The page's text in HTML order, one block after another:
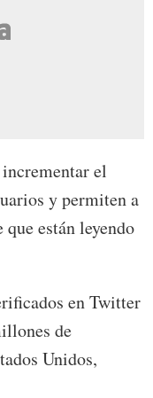
el
y permiten a
están leyendo
en Twitter
de
Unidos,